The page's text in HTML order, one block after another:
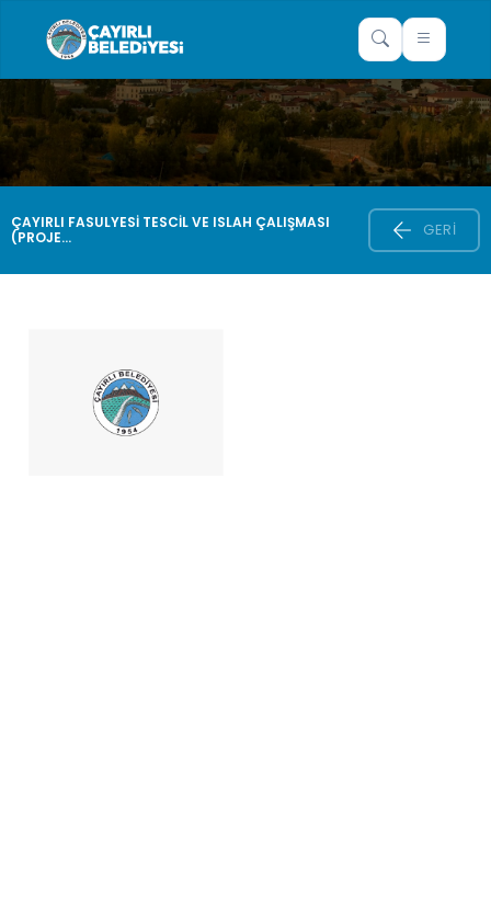
ÇAYIRLI FASULYESİ TESCİL VE ISLAH ÇALIŞMASI
(PROJE...
GERI